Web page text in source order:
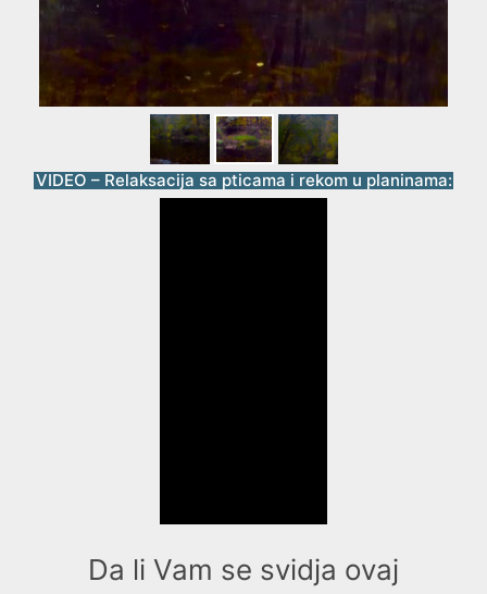
VIDEO – Relaksacija sa pticama i rekom u planinama:
Da li Vam se svidja ovaj